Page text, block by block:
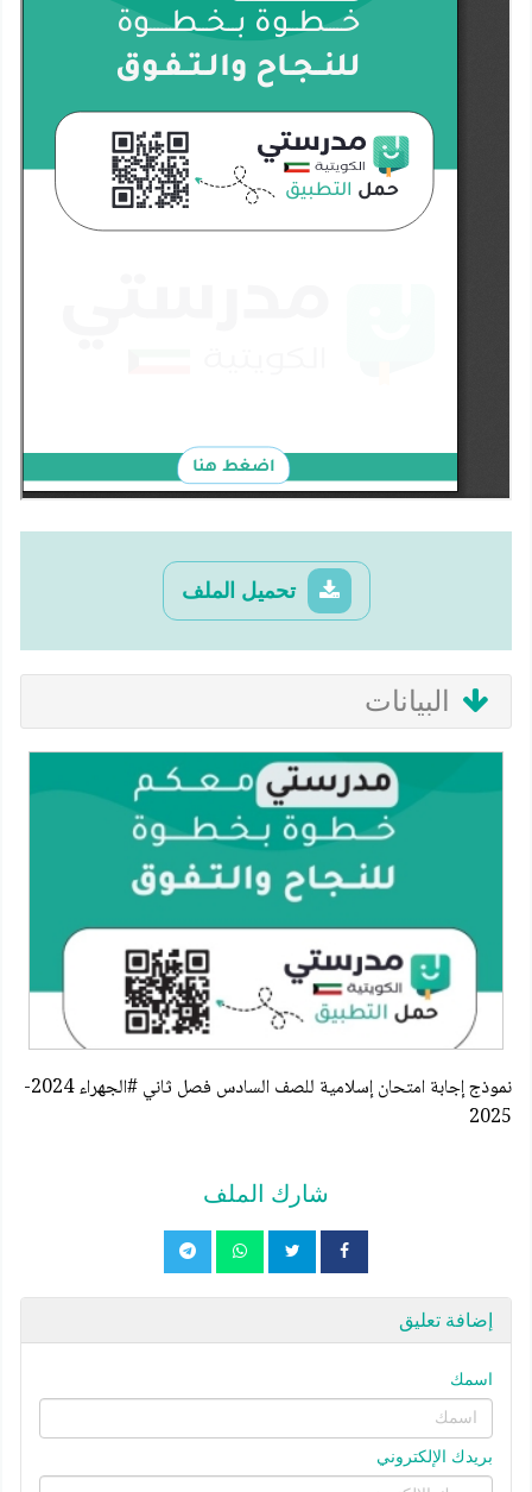
تحميل الملف
البيانات
نموذج إجابة امتحان إسلامية للصف السادس فصل ثاني #الجهراء 2024-
2025
شارك الملف
إضافة تعليق
اسمك
بريدك الإلكتروني